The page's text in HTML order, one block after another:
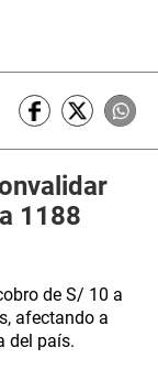
1188
de S/ 10 a
afectando a
del país.